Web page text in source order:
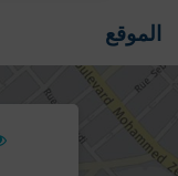
الموقع